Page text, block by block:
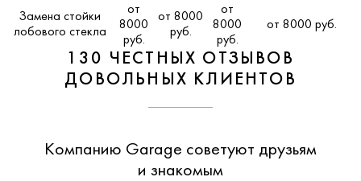
Замена стойки
лобового стекла
от
8000
руб.
от 8000
руб.
от
8000
руб.
от 8000 руб.
130 ЧЕСТНЫХ ОТЗЫВОВ
ДОВОЛЬНЫХ КЛИЕНТОВ
Компанию Garage советуют друзьям
и знакомым